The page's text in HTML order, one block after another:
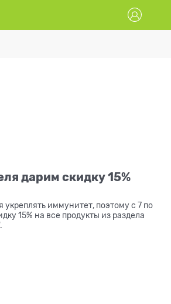
дарим скидку 15%
иммунитет, поэтому с 7 по
15% на все продукты из раздела